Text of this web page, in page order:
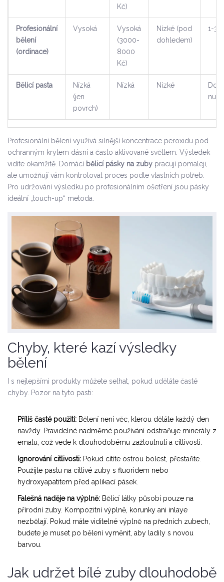
Kč)
Profesionální
bělení
(ordinace)
Vysoká
Vysoká
(3000-
8000
Kč)
Nízké (pod
dohledem)
1-3
Bělicí pasta
Nízká
(jen
povrch)
Nízká Nízké
Profesionální bělení využívá silnější koncentrace peroxidu pod
ochranným krytem dásní a často aktivované světlem. Výsledek
vidíte okamžitě. Domácí bělicí pásky na zuby pracují pomaleji,
ale umožňují vám kontrolovat proces podle vlastních potřeb.
Pro udržování výsledku po profesionálním ošetření jsou pásky
ideální „touch-up“ metoda.
Chyby, které kazí výsledky
bělení
I s nejlepšími produkty můžete selhat, pokud uděláte časté
chyby. Pozor na tyto pasti:
Příliš časté použití: Bělení není věc, kterou děláte každý den
navždy. Pravidelné nadměrné používání odstraňuje minerály z
emalu, což vede k dlouhodobému zažloutnutí a citlivosti.
Ignorování citlivosti: Pokud cítíte ostrou bolest, přestaňte.
Použijte pastu na citlivé zuby s fluoridem nebo
hydroxyapatitem před aplikací pásek.
Falešná naděje na výplně: Bělicí látky působí pouze na
přírodní zuby. Kompozitní výplně, korunky ani inlaye
nezbělají. Pokud máte viditelné výplně na předních zubech,
budete je muset po bělení vyměnit, aby ladily s novou
barvou.
Jak udržet bílé zuby dlouhodobě